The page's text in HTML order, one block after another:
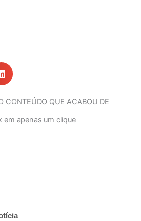
CONTEÚDO QUE ACABOU DE
em apenas um clique